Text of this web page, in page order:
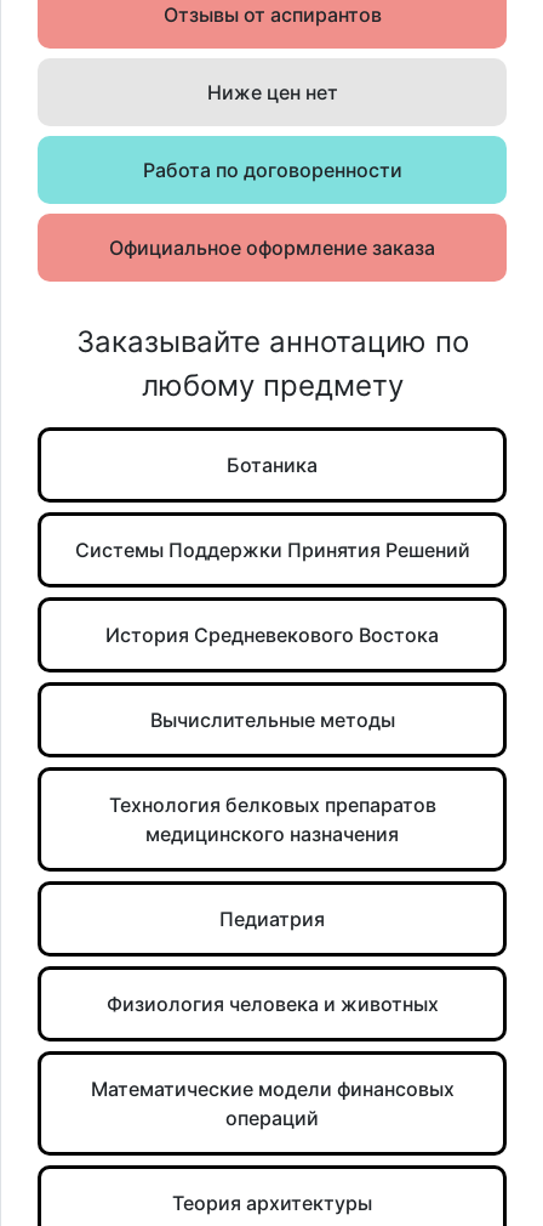
Отзывы от аспирантов
Ниже цен нет
Работа по договоренности
Официальное оформление заказа
Заказывайте аннотацию по
любому предмету
Ботаника
Системы Поддержки Принятия Решений
История Средневекового Востока
Вычислительные методы
Технология белковых препаратов
медицинского назначения
Педиатрия
Физиология человека и животных
Математические модели финансовых
операций
Теория архитектуры